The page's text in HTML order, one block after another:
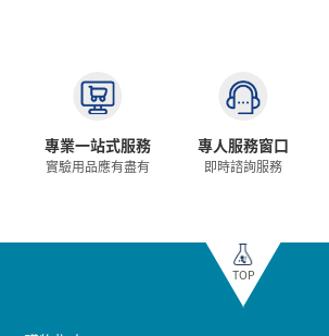
專業一站式服務
實驗用品應有盡有
專人服務窗口
即時諮詢服務
TOP